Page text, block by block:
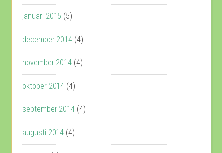
januari 2015 (5)
december 2014 (4)
november 2014 (4)
oktober 2014 (4)
september 2014 (4)
augusti 2014 (4)